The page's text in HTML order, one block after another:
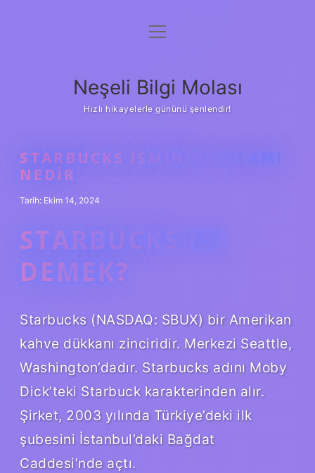
Anasayfa
Yasal Uyarı
menüyü
Neşeli Bilgi Molası
Hızlı hikayelerle gününü şenlendir!
STARBUCKS ISMININ ANLAMI
NEDIR
Tarih: Ekim 14, 2024
STARBUCKS NE
DEMEK?
Starbucks (NASDAQ: SBUX) bir Amerikan
kahve dükkanı zinciridir. Merkezi Seattle,
Washington’dadır. Starbucks adını Moby
Dick’teki Starbuck karakterinden alır.
Şirket, 2003 yılında Türkiye’deki ilk
şubesini İstanbul’daki Bağdat
Caddesi’nde açtı.